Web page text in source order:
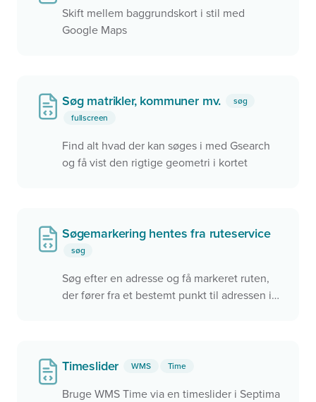
Skift mellem baggrundskort i stil med
Google Maps
Søg matrikler, kommuner mv.
søg
fullscreen
Find alt hvad der kan søges i med Gsearch
og få vist den rigtige geometri i kortet
Søgemarkering hentes fra ruteservice
søg
Søg efter en adresse og få markeret ruten,
der fører fra et bestemt punkt til adressen i
Timeslider WMS Time
Bruge WMS Time via en timeslider i Septima